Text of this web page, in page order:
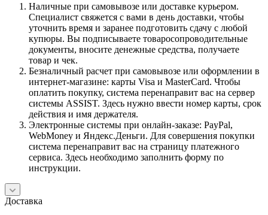
Наличные при самовывозе или доставке курьером.
Специалист свяжется с вами в день доставки, чтобы
уточнить время и заранее подготовить сдачу с любой
купюры. Вы подписываете товаросопроводительные
документы, вносите денежные средства, получаете
товар и чек.
Безналичный расчет при самовывозе или оформлении в
интернет-магазине: карты Visa и MasterCard. Чтобы
оплатить покупку, система перенаправит вас на сервер
системы ASSIST. Здесь нужно ввести номер карты, срок
действия и имя держателя.
Электронные системы при онлайн-заказе: PayPal,
WebMoney и Яндекс.Деньги. Для совершения покупки
система перенаправит вас на страницу платежного
сервиса. Здесь необходимо заполнить форму по
инструкции.
Доставка